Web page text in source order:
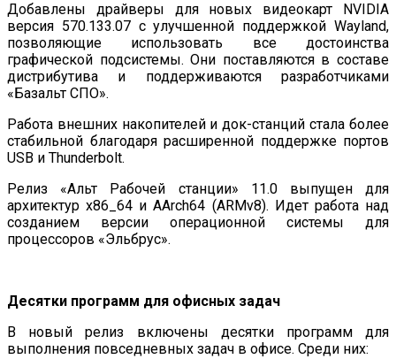
Добавлены драйверы для новых видеокарт NVIDIA
версия 570.133.07 с улучшенной поддержкой Wayland,
позволяющие использовать все достоинства
графической подсистемы. Они поставляются в составе
дистрибутива и поддерживаются разработчиками
«Базальт СПО».
Работа внешних накопителей и док-станций стала более
стабильной благодаря расширенной поддержке портов
USB и Thunderbolt.
Релиз «Альт Рабочей станции» 11.0 выпущен для
архитектур x86_64 и AArch64 (ARMv8). Идет работа над
созданием версии операционной системы для
процессоров «Эльбрус».
Десятки программ для офисных задач
В новый релиз включены десятки программ для
выполнения повседневных задач в офисе. Среди них: